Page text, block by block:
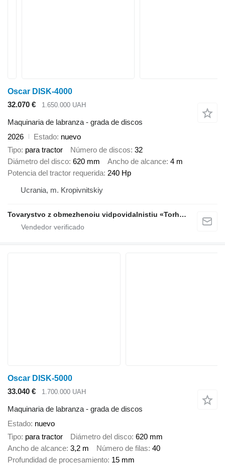
Oscar DISK-4000
32.070 €
1.650.000 UAH
Maquinaria de labranza - grada de discos
2026
Estado nuevo
Tipo para tractor Número de discos 32
Diámetro del disco 620 mm Ancho de alcance 4 m
Potencia del tractor requerida 240 Hp
Ucrania, m. Kropivnitskiy
Tovarystvo z obmezhenoiu vidpovidalnistiu «Torhovyi Dim Ahro Partnery»
Oscar DISK-5000
33.040 €
1.700.000 UAH
Maquinaria de labranza - grada de discos
Estado nuevo
Tipo para tractor Diámetro del disco 620 mm
Ancho de alcance 3,2 m Número de filas 40
Profundidad de procesamiento 15 mm